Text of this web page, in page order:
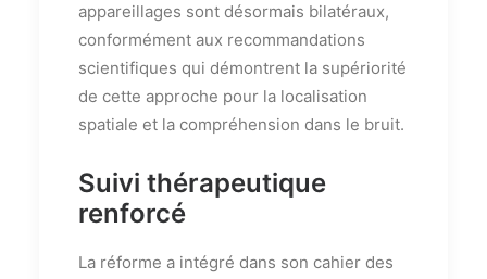
appareillages sont désormais bilatéraux,
conformément aux recommandations
scientifiques qui démontrent la supériorité
de cette approche pour la localisation
spatiale et la compréhension dans le bruit.
Suivi thérapeutique
renforcé
La réforme a intégré dans son cahier des